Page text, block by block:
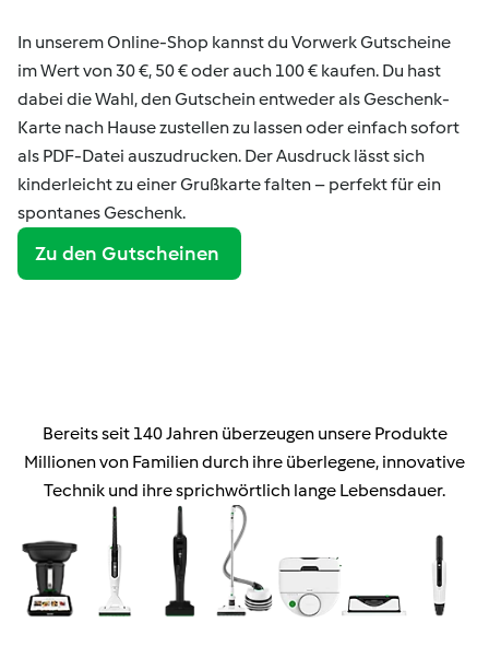
In unserem Online-Shop kannst du Vorwerk Gutscheine
im Wert von 30 €, 50 € oder auch 100 € kaufen. Du hast
dabei die Wahl, den Gutschein entweder als Geschenk-
Karte nach Hause zustellen zu lassen oder einfach sofort
als PDF-Datei auszudrucken. Der Ausdruck lässt sich
kinderleicht zu einer Grußkarte falten – perfekt für ein
spontanes Geschenk.
Zu den Gutscheinen
Bereits seit 140 Jahren überzeugen unsere Produkte
Millionen von Familien durch ihre überlegene, innovative
Technik und ihre sprichwörtlich lange Lebensdauer.